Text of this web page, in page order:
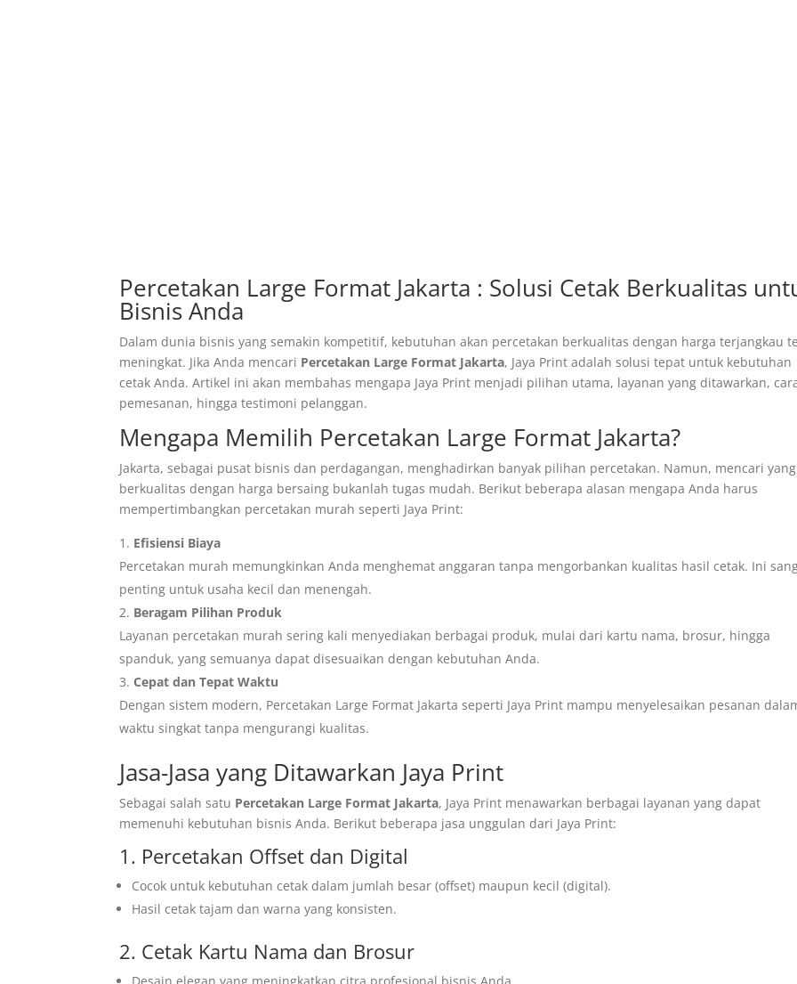
Percetakan Large Format Jakarta : Solusi Cetak Berkualitas
Bisnis Anda
Dalam dunia bisnis yang semakin kompetitif, kebutuhan akan percetakan berkualitas dengan harga terjangkau
meningkat. Jika Anda mencari Percetakan Large Format Jakarta, Jaya Print adalah solusi tepat untuk kebutuhan
cetak Anda. Artikel ini akan membahas mengapa Jaya Print menjadi pilihan utama, layanan yang ditawarkan,
pemesanan, hingga testimoni pelanggan.
Mengapa Memilih Percetakan Large Format Jakarta?
Jakarta, sebagai pusat bisnis dan perdagangan, menghadirkan banyak pilihan percetakan. Namun, mencari yang
berkualitas dengan harga bersaing bukanlah tugas mudah. Berikut beberapa alasan mengapa Anda harus
mempertimbangkan percetakan murah seperti Jaya Print:
Efisiensi Biaya
Percetakan murah memungkinkan Anda menghemat anggaran tanpa mengorbankan kualitas hasil cetak. Ini
penting untuk usaha kecil dan menengah.
Beragam Pilihan Produk
Layanan percetakan murah sering kali menyediakan berbagai produk, mulai dari kartu nama, brosur, hingga
spanduk, yang semuanya dapat disesuaikan dengan kebutuhan Anda.
Cepat dan Tepat Waktu
Dengan sistem modern, Percetakan Large Format Jakarta seperti Jaya Print mampu menyelesaikan pesanan
waktu singkat tanpa mengurangi kualitas.
Jasa-Jasa yang Ditawarkan Jaya Print
Sebagai salah satu Percetakan Large Format Jakarta, Jaya Print menawarkan berbagai layanan yang dapat
memenuhi kebutuhan bisnis Anda. Berikut beberapa jasa unggulan dari Jaya Print:
1. Percetakan Offset dan Digital
Cocok untuk kebutuhan cetak dalam jumlah besar (offset) maupun kecil (digital).
Hasil cetak tajam dan warna yang konsisten.
2. Cetak Kartu Nama dan Brosur